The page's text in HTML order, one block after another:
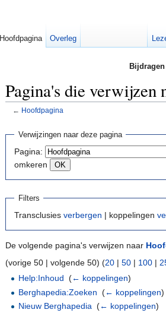
Pagina's die verwijzen
← Hoofdpagina
Verwijzingen naar deze pagina
Pagina:
omkeren
Filters
Transclusies verbergen | koppelingen
De volgende pagina's verwijzen naar
(vorige 50 | volgende 50) (20 | 50 | 100 |
Help:Inhoud ‎(← koppelingen)
Berghapedia:Zoeken ‎(← koppelingen)
Nieuw Berghapedia ‎(← koppelingen)
Hoofdpagina Overleg